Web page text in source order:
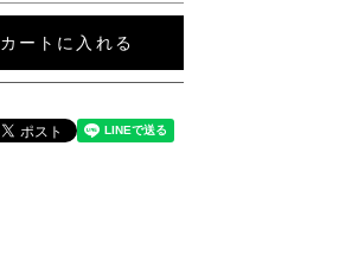
カートに入れる